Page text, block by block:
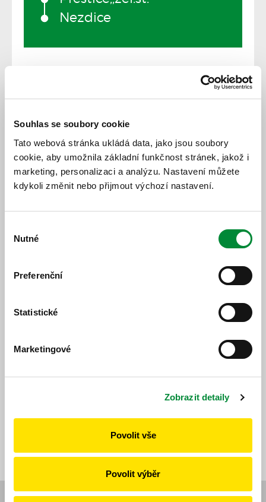
Souhlas se soubory cookie
Tato webová stránka ukládá data, jako jsou soubory
cookie, aby umožnila základní funkčnost stránek, jakož i
marketing, personalizaci a analýzu. Nastavení můžete
kdykoli změnit nebo přijmout výchozí nastavení.
souhlasu
Nutné
Preferenční
Statistické
Marketingové
Zobrazit detaily
Povolit vše
Povolit výběr
Nezdice
Jízdní řád
Jízdní řád Změnový jízdní řád
Od 01. 08. 2026 bude platit nový jízdní řád.
change=10857&line=666